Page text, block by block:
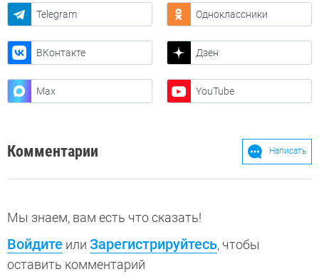
Telegram Одноклассники
ВКонтакте Дзен
Max YouTube
Комментарии Написать
Мы знаем, вам есть что сказать!
Войдите или Зарегистрируйтесь, чтобы
оставить комментарий